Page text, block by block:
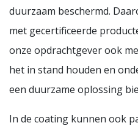
duurzaam beschermd.
met gecertificeerde
onze opdrachtgever ook
het in stand houden en
een duurzame oplossing
In de coating kunnen ook